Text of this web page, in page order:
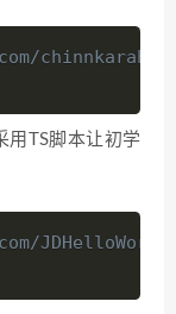
用TS脚本让初学